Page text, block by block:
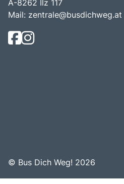
A-8262 Ilz 117
Mail: zentrale@busdichweg.at
© Bus Dich Weg! 2026